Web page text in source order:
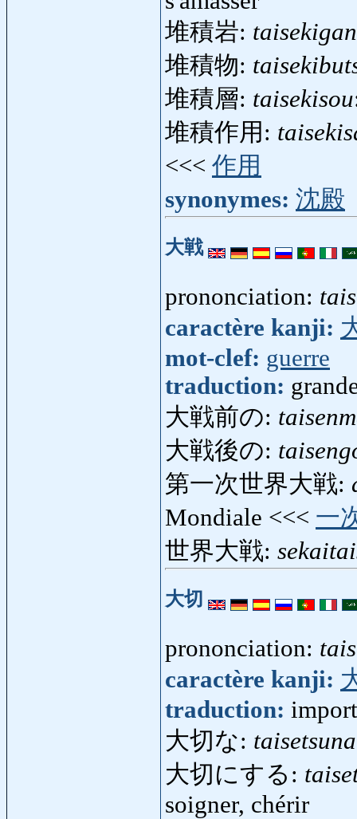
堆積岩: taisekigan
堆積物:
堆積層: taisekisou
堆積作用:
<<< 作用
synonymes: 沈殿
大戦
prononciation:
caractère kanji:
mot-clef: guerre
traduction:
大戦前の:
大戦後の:
第一次世界大戦:
Mondiale <<< 一
世界大戦:
大切
prononciation:
caractère kanji:
traduction:
大切な: taisetsuna
大切にする:
soigner, chérir